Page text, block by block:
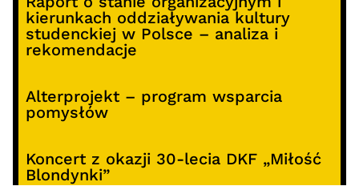
kierunkach oddziaływania kultury
studenckiej w Polsce – analiza i
rekomendacje
Alterprojekt – program wsparcia
pomysłów
Koncert z okazji 30-lecia DKF „Miłość
Blondynki”